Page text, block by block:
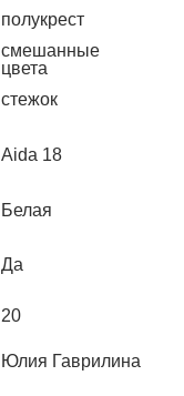
полукрест
смешанные
цвета
стежок
Aida 18
Белая
Да
20
Юлия Гаврилина